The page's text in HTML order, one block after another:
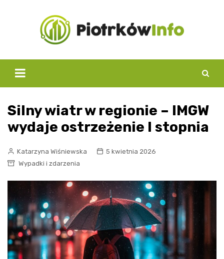
Silny wiatr w regionie – IMGW
wydaje ostrzeżenie I stopnia
Katarzyna Wiśniewska
5 kwietnia 2026
Wypadki i zdarzenia